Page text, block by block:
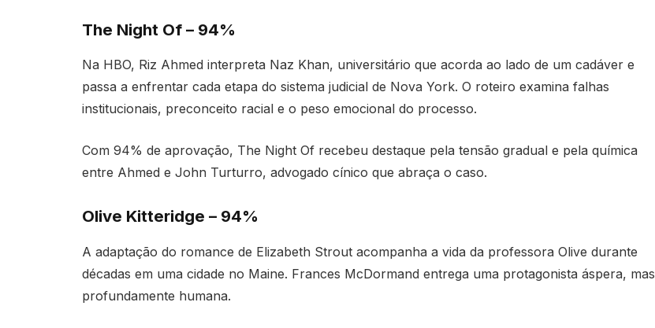
The Night Of – 94%
Na HBO, Riz Ahmed interpreta Naz Khan, universitário que acorda ao lado de um cadáver e
passa a enfrentar cada etapa do sistema judicial de Nova York. O roteiro examina falhas
institucionais, preconceito racial e o peso emocional do processo.
Com 94% de aprovação, The Night Of recebeu destaque pela tensão gradual e pela química
entre Ahmed e John Turturro, advogado cínico que abraça o caso.
Olive Kitteridge – 94%
A adaptação do romance de Elizabeth Strout acompanha a vida da professora Olive durante
décadas em uma cidade no Maine. Frances McDormand entrega uma protagonista áspera, mas
profundamente humana.